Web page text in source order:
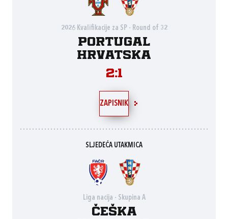
2026 Kvalifikacije za SP - Round of 32
Portugal
Hrvatska
2:1
ZAPISNIK
SLJEDEĆA UTAKMICA
Liga nacija - Skupina A
Češka